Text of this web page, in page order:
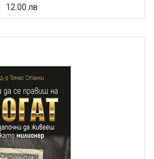
12.00 лв